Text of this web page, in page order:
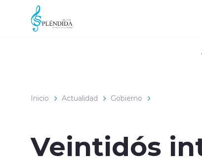
Click acá para ir directamente al contenido
Inicio Actualidad Gobierno
Veintidós